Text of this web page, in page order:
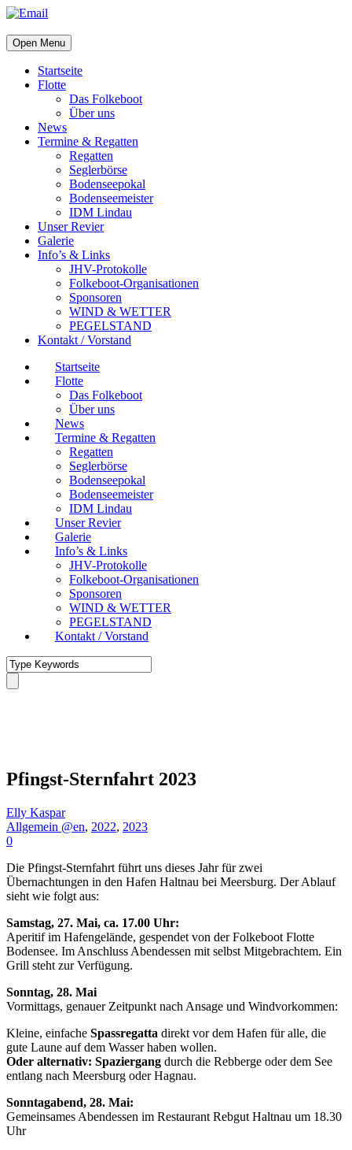
Open Menu
Startseite
Flotte
Das Folkeboot
Über uns
News
Termine & Regatten
Regatten
Seglerbörse
Bodenseepokal
Bodenseemeister
IDM Lindau
Unser Revier
Galerie
Info’s & Links
JHV-Protokolle
Folkeboot-Organisationen
Sponsoren
WIND & WETTER
PEGELSTAND
Kontakt / Vorstand
Startseite
Flotte
Das Folkeboot
Über uns
News
Termine & Regatten
Regatten
Seglerbörse
Bodenseepokal
Bodenseemeister
IDM Lindau
Unser Revier
Galerie
Info’s & Links
JHV-Protokolle
Folkeboot-Organisationen
Sponsoren
WIND & WETTER
PEGELSTAND
Kontakt / Vorstand
Pfingst-Sternfahrt 2023
Elly Kaspar
Allgemein @en, 2022, 2023
0
Die Pfingst-Sternfahrt führt uns dieses Jahr für zwei
Übernachtungen in den Hafen Haltnau bei Meersburg. Der Ablauf
sieht wie folgt aus:
Samstag, 27. Mai, ca. 17.00 Uhr:
Aperitif im Hafengelände, gespendet von der Folkeboot Flotte
Bodensee. Im Anschluss Abendessen mit selbst Mitgebrachtem. Ein
Grill steht zur Verfügung.
Sonntag, 28. Mai
Vormittags, genauer Zeitpunkt nach Ansage und Windvorkommen:
Kleine, einfache Spassregatta direkt vor dem Hafen für alle, die
gute Laune auf dem Wasser haben wollen.
Oder alternativ: Spaziergang durch die Rebberge oder dem See
entlang nach Meersburg oder Hagnau.
Sonntagabend, 28. Mai:
Gemeinsames Abendessen im Restaurant Rebgut Haltnau um 18.30
Uhr